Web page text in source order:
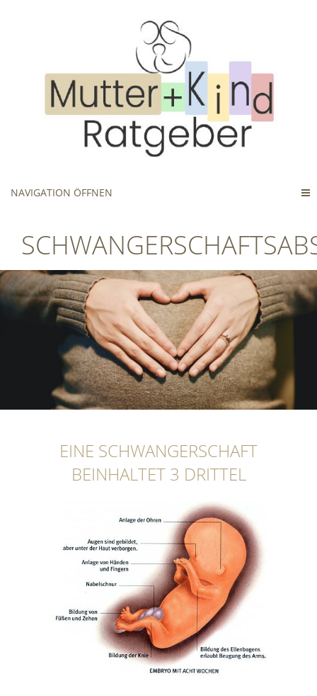
NAVIGATION ÖFFNEN
EINE SCHWANGERSCHAFT
BEINHALTET 3 DRITTEL